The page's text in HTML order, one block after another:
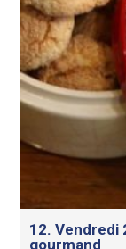
12. Vendredi
gourmand